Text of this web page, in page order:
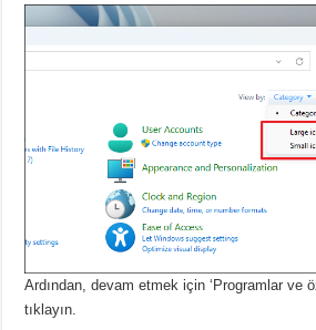
Ardından, devam etmek için ‘Programlar ve
tıklayın.